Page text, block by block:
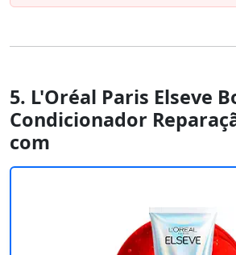
5. L'Oréal Paris Elseve
Condicionador
com